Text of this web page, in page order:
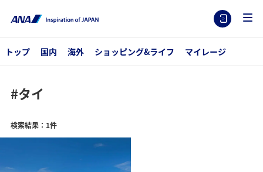
トップ 国内 海外 ショッピング&ライフ マイレージ
#タイ
検索結果：1件